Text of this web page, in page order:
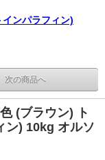
ンパラフィン)
次の商品へ
(ブラウン) ト
ン) 10kg オルソ